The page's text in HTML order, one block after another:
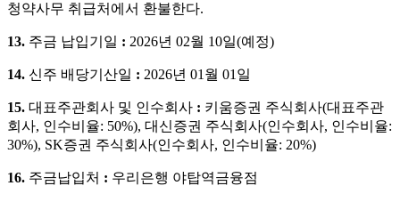
청약사무 취급처에서 환불한다.
13. 주금 납입기일 : 2026년 02월 10일(예정)
14. 신주 배당기산일 : 2026년 01 월 01 일
15. 대표주관회사 및 인수회사 : 키움증권 주식회사(대표주관
회사, 인수비율: 50%), 대신증권 주식회사(인수회사, 인수비율:
30%), SK증권 주식회사(인수회사, 인수비율: 20%)
16. 주금납입처 : 우리은행 야탑역금융점